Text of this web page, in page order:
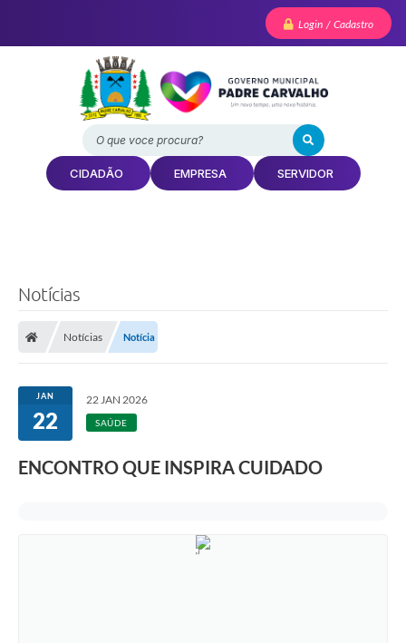
Login / Cadastro
O que voce procura?
CIDADÃO EMPRESA SERVIDOR
Notícias
Notícias Notícia
JAN
22
22 JAN 2026
SAÚDE
ENCONTRO QUE INSPIRA CUIDADO